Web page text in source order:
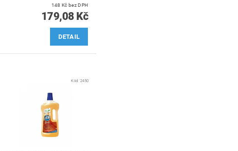
148 Kč bez DPH
179,08 Kč
DETAIL
Kód: 2450